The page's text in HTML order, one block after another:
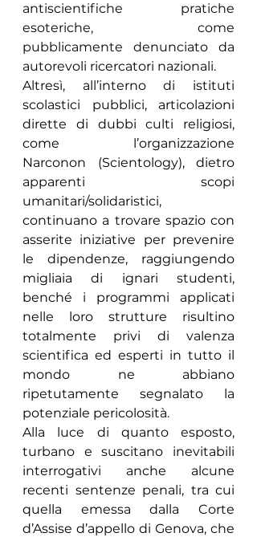
antiscientifiche pratiche
esoteriche, come
pubblicamente denunciato da
autorevoli ricercatori nazionali.
Altresì, all’interno di istituti
scolastici pubblici, articolazioni
dirette di dubbi culti religiosi,
come l’organizzazione
Narconon (Scientology), dietro
apparenti scopi
umanitari/solidaristici,
continuano a trovare spazio con
asserite iniziative per prevenire
le dipendenze, raggiungendo
migliaia di ignari studenti,
benché i programmi applicati
nelle loro strutture risultino
totalmente privi di valenza
scientifica ed esperti in tutto il
mondo ne abbiano
ripetutamente segnalato la
potenziale pericolosità.
Alla luce di quanto esposto,
turbano e suscitano inevitabili
interrogativi anche alcune
recenti sentenze penali, tra cui
quella emessa dalla Corte
d’Assise d’appello di Genova, che